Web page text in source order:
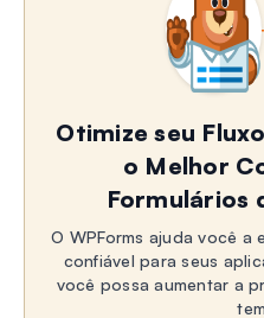
Otimize seu
o Melhor
Formulários
O WPForms ajuda você a
confiável para seus
você possa aumentar a